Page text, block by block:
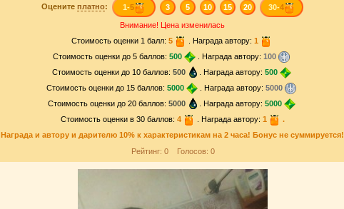
Оцените платно: 1-5 3 5 10 15 20 30-4
Внимание! Цена изменилась
Стоимость оценки 1 балл: 5 . Награда автору: 1
Стоимость оценки до 5 баллов: 500 . Награда автору: 100
Стоимость оценки до 10 баллов: 500 . Награда автору: 500
Стоимость оценки до 15 баллов: 5000 . Награда автору: 5000
Стоимость оценки до 20 баллов: 5000 . Награда автору: 5000
Стоимость оценки в 30 баллов: 4 . Награда автору: 1
.
Награда и автору и дарителю 10% к характеристикам на 2 часа! Бонус не суммируется!
Рейтинг: 0Голосов: 0